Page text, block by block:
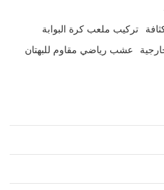
تركيب ملعب كرة البوابة
عشب رياضي مقاوم للبهتان